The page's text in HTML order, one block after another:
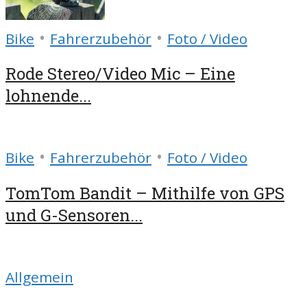
Bike • Fahrerzubehör • Foto / Video
Rode Stereo/Video Mic – Eine
lohnende...
Bike • Fahrerzubehör • Foto / Video
TomTom Bandit – Mithilfe von GPS
und G-Sensoren...
Allgemein